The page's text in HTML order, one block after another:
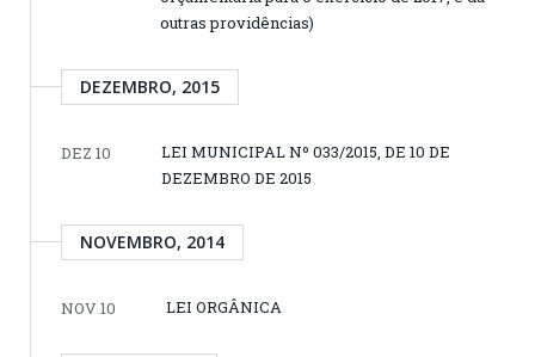
outras providências)
DEZEMBRO, 2015
DEZ 10
LEI MUNICIPAL Nº 033/2015, DE 10 DE
DEZEMBRO DE 2015
NOVEMBRO, 2014
NOV 10 LEI ORGÂNICA